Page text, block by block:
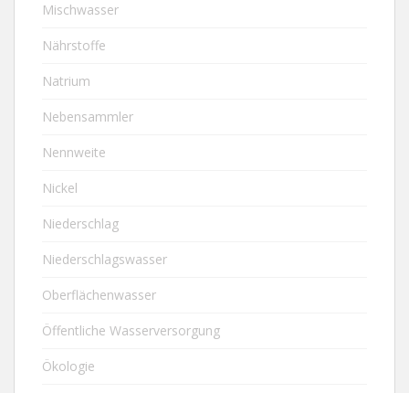
Mischwasser
Nährstoffe
Natrium
Nebensammler
Nennweite
Nickel
Niederschlag
Niederschlagswasser
Oberflächenwasser
Öffentliche Wasserversorgung
Ökologie